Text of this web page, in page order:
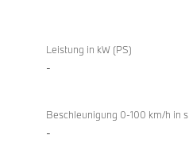
Daten
xDrive20d
Leistung in kW (PS)
-
Beschleunigung 0-100 km/h in s
-